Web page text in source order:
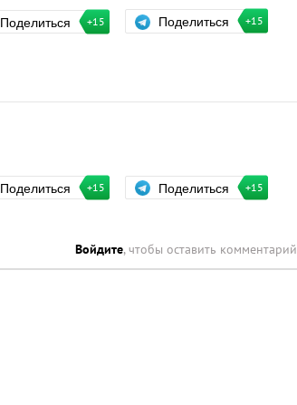
Поделиться +15 Поделиться +15
Поделиться +15 Поделиться +15
Войдите, чтобы оставить комментарий